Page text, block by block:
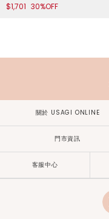
$1,701 30%OFF
關於 USAGI ONLINE
門市資訊
客服中心